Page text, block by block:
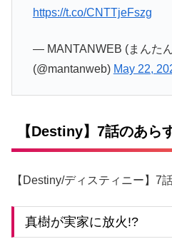
https://t.co/CNTTjeFszg
— MANTANWEB (まんた
(@mantanweb) May 22,
【Destiny】7話のあら
【Destiny/ディスティニー】7
真樹が実家に放火!?